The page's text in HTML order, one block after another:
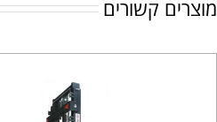
מוצרים קשורים